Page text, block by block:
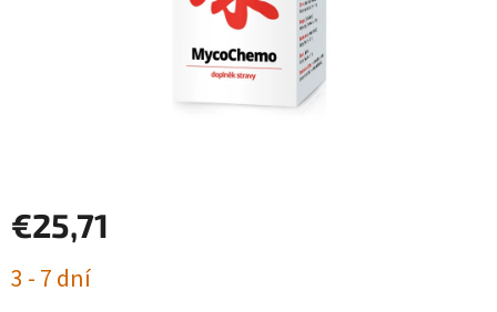
€25,71
cena:
3 - 7 dní